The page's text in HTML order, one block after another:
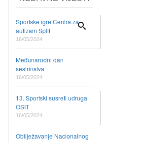
Sportske igre Centra za
autizam Split
16/05/2024
Međunarodni dan
sestrinstva
16/05/2024
13. Sportski susreti udruga
OSIT
16/05/2024
Obilježavanje Nacionalnog